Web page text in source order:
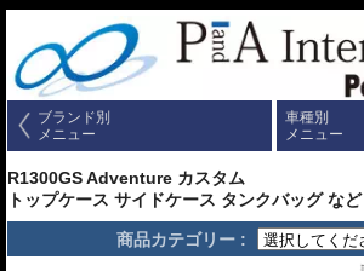
ブランド別
メニュー
車種別
メニュー
R1300GS Adventure カスタム
トップケース サイドケース タンクバッグ など
商品カテゴリー :